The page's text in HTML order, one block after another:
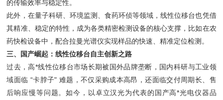
的传输效率与稳定性。
此外，在量子科研、环境监测、食药环侦等领域，线性位移台也凭借
其精准、稳定的特性，成为各类精密检测设备的核心支撑，比如在农
药快检设备中，配合拉曼光谱仪实现样品的快速、精准定位检测。
三、国产崛起：线性位移台自主创新之路
过去，高*线性位移台市场长期被国外品牌垄断，国内科研与工业领
域面临 “卡脖子" 难题，不仅采购成本高昂，还面临交付周期长、售
后响应慢等问题。如今，以卓立汉光为代表的国产高*光电仪器品